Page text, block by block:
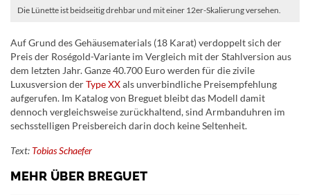
Die Lünette ist beidseitig drehbar und mit einer 12er-Skalierung versehen.
Auf Grund des Gehäusematerials (18 Karat) verdoppelt sich der
Preis der Roségold-Variante im Vergleich mit der Stahlversion aus
dem letzten Jahr. Ganze 40.700 Euro werden für die zivile
Luxusversion derType XXals unverbindliche Preisempfehlung
aufgerufen. Im Katalog von Breguet bleibt das Modell damit
dennoch vergleichsweise zurückhaltend, sind Armbanduhren im
sechsstelligen Preisbereich darin doch keine Seltenheit.
Text: Tobias Schaefer
MEHR ÜBER BREGUET